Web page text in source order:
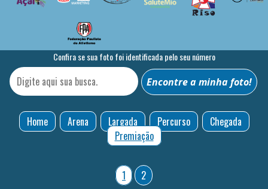
Confira se sua foto foi identificada pelo seu número
Home Arena Largada Percurso
Chegada
Premiação
1 2